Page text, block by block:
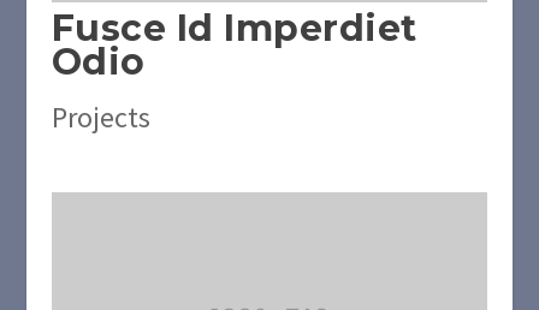
Fusce Id Imperdiet
Odio
Projects